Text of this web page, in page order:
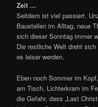
Zeit …
Seitdem ist viel passiert.
Baustellen im Alltag, neue
sich dieser Sonntag immer
Die restliche Welt dreht
es leiser werden.
Eben noch Sommer im
am Tisch, Lichterkram im
die Gefahr, dass „Last